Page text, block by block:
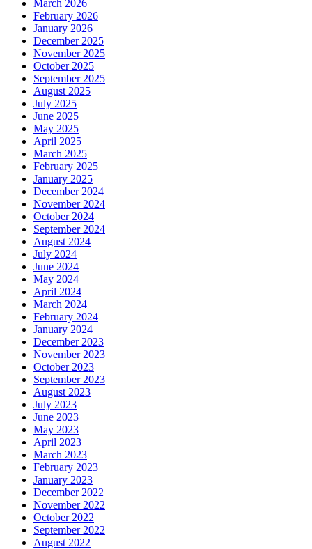
March 2026
February 2026
January 2026
December 2025
November 2025
October 2025
September 2025
August 2025
July 2025
June 2025
May 2025
April 2025
March 2025
February 2025
January 2025
December 2024
November 2024
October 2024
September 2024
August 2024
July 2024
June 2024
May 2024
April 2024
March 2024
February 2024
January 2024
December 2023
November 2023
October 2023
September 2023
August 2023
July 2023
June 2023
May 2023
April 2023
March 2023
February 2023
January 2023
December 2022
November 2022
October 2022
September 2022
August 2022